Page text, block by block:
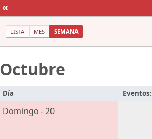
«
LISTA MES SEMANA
Octubre
Día Eventos:
Domingo - 20